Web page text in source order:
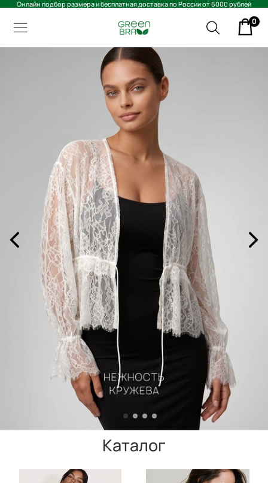
Онлайн подбор размера и бесплатная доставка по России от 6000 рублей
0
Каталог